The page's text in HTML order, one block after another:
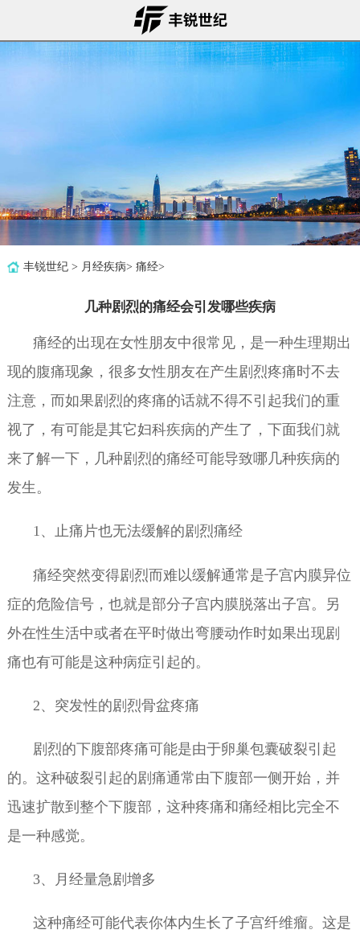
丰锐世纪> 月经疾病> 痛经>
几种剧烈的痛经会引发哪些疾病
痛经的出现在女性朋友中很常见，是一种生理期出
现的腹痛现象，很多女性朋友在产生剧烈疼痛时不去
注意，而如果剧烈的疼痛的话就不得不引起我们的重
视了，有可能是其它妇科疾病的产生了，下面我们就
来了解一下，几种剧烈的痛经可能导致哪几种疾病的
发生。
1、止痛片也无法缓解的剧烈痛经
痛经突然变得剧烈而难以缓解通常是子宫内膜异位
症的危险信号，也就是部分子宫内膜脱落出子宫。另
外在性生活中或者在平时做出弯腰动作时如果出现剧
痛也有可能是这种病症引起的。
2、突发性的剧烈骨盆疼痛
剧烈的下腹部疼痛可能是由于卵巢包囊破裂引起
的。这种破裂引起的剧痛通常由下腹部一侧开始，并
迅速扩散到整个下腹部，这种疼痛和痛经相比完全不
是一种感觉。
3、月经量急剧增多
这种痛经可能代表你体内生长了子宫纤维瘤。这是